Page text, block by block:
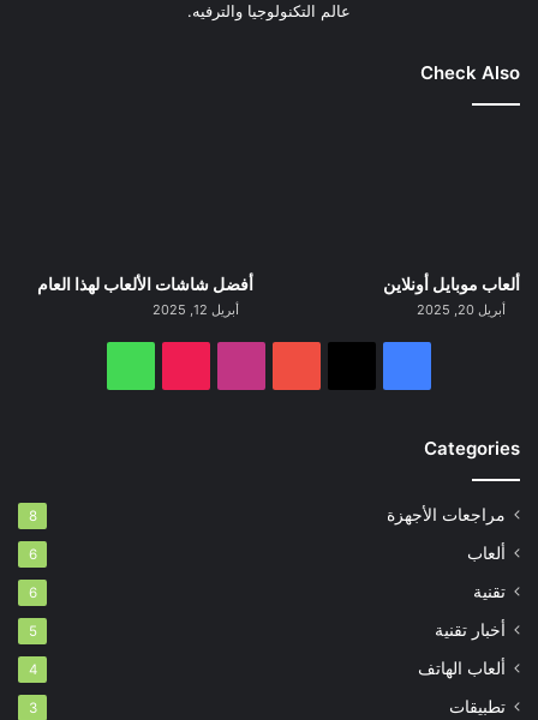
عالم التكنولوجيا والترفيه.
Check Also
ألعاب موبايل أونلاين
أبريل 20, 2025
أفضل شاشات الألعاب لهذا العام
أبريل 12, 2025
Categories
مراجعات الأجهزة 8
ألعاب 6
تقنية 6
أخبار تقنية 5
ألعاب الهاتف 4
تطبيقات 3